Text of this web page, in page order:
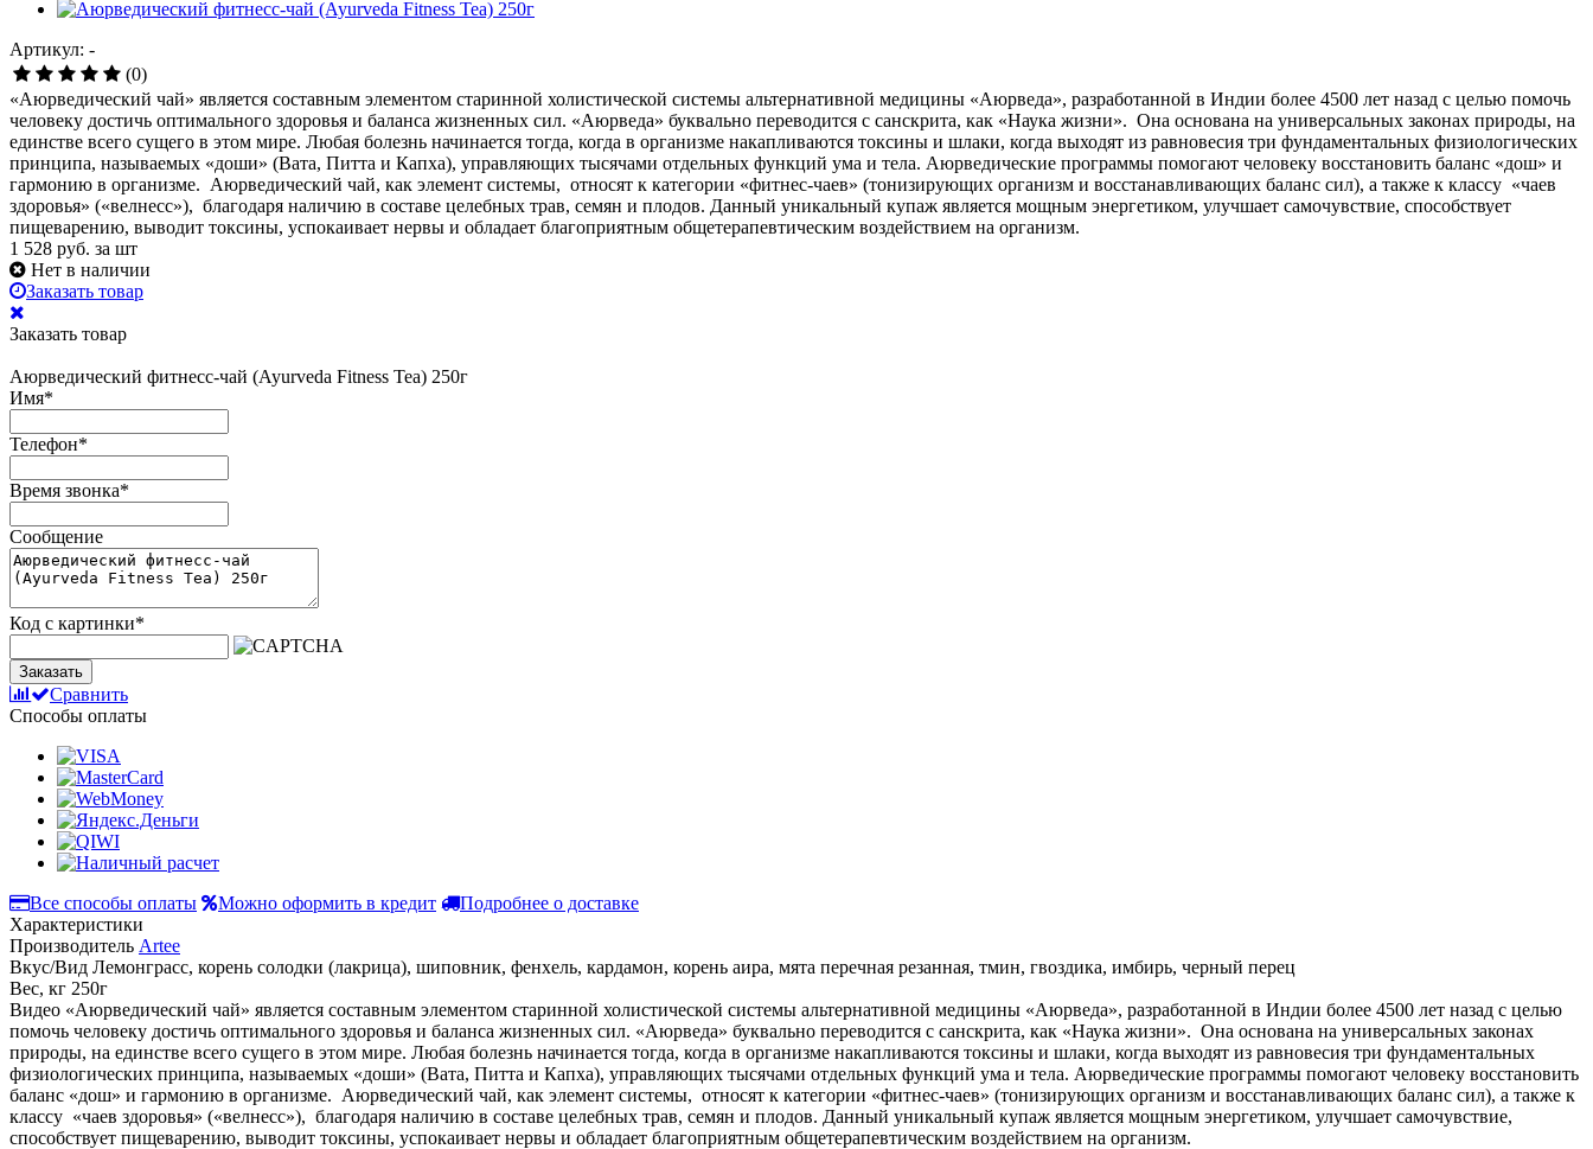
Артикул: -
(0)
«Аюрведический чай» является составным элементом старинной холистической системы альтернативной медицины «Аюрведа», разработанной в Индии более 4500 лет назад с целью помочь
человеку достичь оптимального здоровья и баланса жизненных сил. «Аюрведа» буквально переводится с санскрита, как «Наука жизни». Она основана на универсальных законах природы, на
единстве всего сущего в этом мире. Любая болезнь начинается тогда, когда в организме накапливаются токсины и шлаки, когда выходят из равновесия три фундаментальных физиологических
принципа, называемых «доши» (Вата, Питта и Капха), управляющих тысячами отдельных функций ума и тела. Аюрведические программы помогают человеку восстановить баланс «дош» и
гармонию в организме. Аюрведический чай, как элемент системы, относят к категории «фитнес-чаев» (тонизирующих организм и восстанавливающих баланс сил), а также к классу «чаев
здоровья» («велнесс»), благодаря наличию в составе целебных трав, семян и плодов. Данный уникальный купаж является мощным энергетиком, улучшает самочувствие, способствует
пищеварению, выводит токсины, успокаивает нервы и обладает благоприятным общетерапевтическим воздействием на организм.
1 528 руб. за шт
Нет в наличии
Заказать товар
Заказать товар
Аюрведический фитнесс-чай (Ayurveda Fitness Tea) 250г
Имя*
Телефон*
Время звонка*
Сообщение
Код с картинки*
Заказать
Сравнить
Способы оплаты
Все способы оплаты Можно оформить в кредит
Подробнее о доставке
Характеристики
Производитель Artee
Вкус/Вид Лемонграсс, корень солодки (лакрица), шиповник, фенхель, кардамон, корень аира, мята перечная резанная, тмин, гвоздика, имбирь, черный перец
Вес, кг 250г
Видео «Аюрведический чай» является составным элементом старинной холистической системы альтернативной медицины «Аюрведа», разработанной в Индии более 4500 лет назад с целью
помочь человеку достичь оптимального здоровья и баланса жизненных сил. «Аюрведа» буквально переводится с санскрита, как «Наука жизни». Она основана на универсальных законах
природы, на единстве всего сущего в этом мире. Любая болезнь начинается тогда, когда в организме накапливаются токсины и шлаки, когда выходят из равновесия три фундаментальных
физиологических принципа, называемых «доши» (Вата, Питта и Капха), управляющих тысячами отдельных функций ума и тела. Аюрведические программы помогают человеку восстановить
баланс «дош» и гармонию в организме. Аюрведический чай, как элемент системы, относят к категории «фитнес-чаев» (тонизирующих организм и восстанавливающих баланс сил), а также к
классу «чаев здоровья» («велнесс»), благодаря наличию в составе целебных трав, семян и плодов. Данный уникальный купаж является мощным энергетиком, улучшает самочувствие,
способствует пищеварению, выводит токсины, успокаивает нервы и обладает благоприятным общетерапевтическим воздействием на организм.